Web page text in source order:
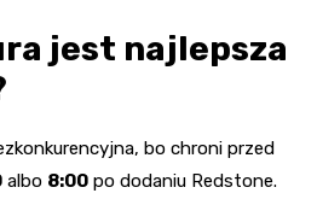
jest najlepsza
bo chroni przed
albo 8:00 po dodaniu Redstone.